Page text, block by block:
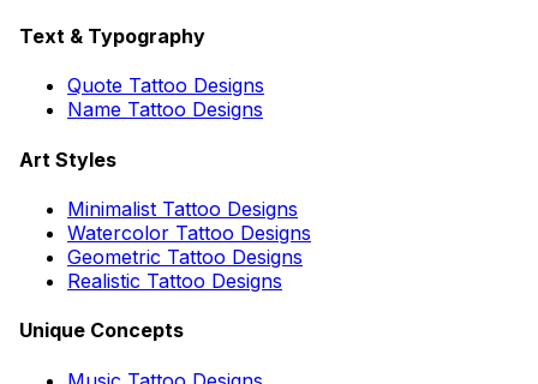
Text & Typography
Quote Tattoo Designs
Name Tattoo Designs
Art Styles
Minimalist Tattoo Designs
Watercolor Tattoo Designs
Geometric Tattoo Designs
Realistic Tattoo Designs
Unique Concepts